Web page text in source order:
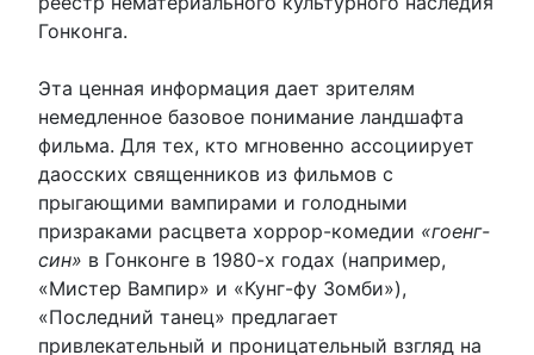
Гонконга.
Эта ценная информация дает зрителям
немедленное базовое понимание ландшафта
фильма. Для тех, кто мгновенно ассоциирует
даосских священников из фильмов с
прыгающими вампирами и голодными
призраками расцвета хоррор-комедии «гоенг-
син» в Гонконге в 1980-х годах (например,
«Мистер Вампир» и «Кунг-фу Зомби»),
«Последний танец» предлагает
привлекательный и проницательный взгляд на